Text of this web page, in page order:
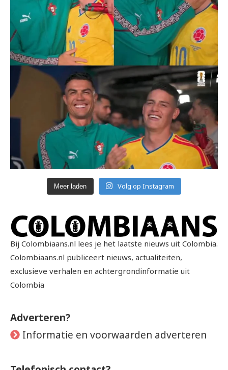
Meer laden Volg op Instagram
Bij Colombiaans.nl lees je het laatste nieuws uit Colombia.
Colombiaans.nl publiceert nieuws, actualiteiten,
exclusieve verhalen en achtergrondinformatie uit
Colombia
Adverteren?
Informatie en voorwaarden adverteren